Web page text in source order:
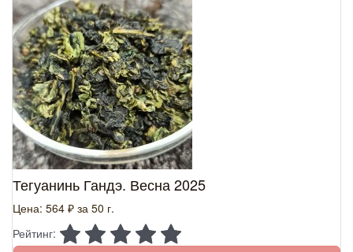
Тегуанинь Гандэ. Весна 2025
Цена: 564 ₽ за 50 г.
Рейтинг: